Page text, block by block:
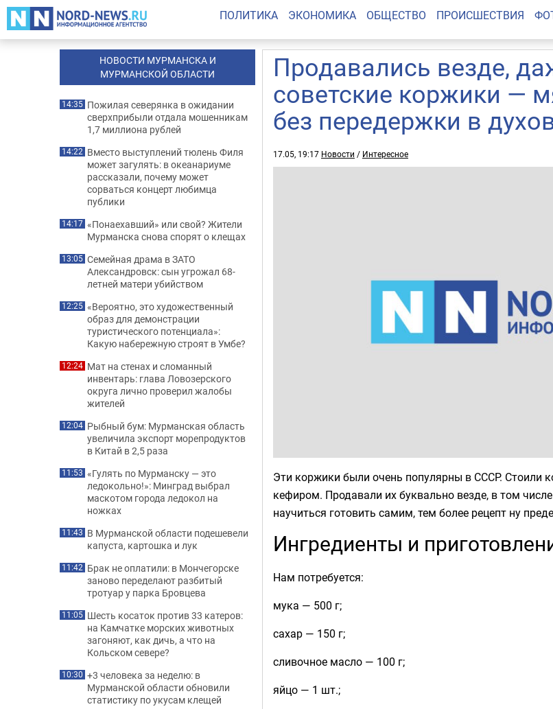
ПОЛИТИКА ЭКОНОМИКА ОБЩЕСТВО ПРОИСШЕСТВИЯ
Продавались везде,
советские коржики —
без передержки в
17.05, 19:17 Новости / Интересное
Эти коржики были очень популярны в СССР. Стоили
кефиром. Продавали их буквально везде, в том
научиться готовить самим, тем более рецепт ну
Ингредиенты и
Нам потребуется:
мука — 500 г;
сахар — 150 г;
сливочное масло — 100 г;
яйцо — 1 шт.;
НОВОСТИ МУРМАНСКА И
МУРМАНСКОЙ ОБЛАСТИ
14:35 Пожилая северянка в ожидании
сверхприбыли отдала мошенникам
1,7 миллиона рублей
14:22 Вместо выступлений тюлень Филя
может загулять: в океанариуме
рассказали, почему может
сорваться концерт любимца
публики
14:17 «Понаехавший» или свой? Жители
Мурманска снова спорят о клещах
13:05 Семейная драма в ЗАТО
Александровск: сын угрожал 68-
летней матери убийством
12:25 «Вероятно, это художественный
образ для демонстрации
туристического потенциала»:
Какую набережную строят в Умбе?
12:24 Мат на стенах и сломанный
инвентарь: глава Ловозерского
округа лично проверил жалобы
жителей
12:04 Рыбный бум: Мурманская область
увеличила экспорт морепродуктов
в Китай в 2,5 раза
11:53 «Гулять по Мурманску — это
ледокольно!»: Минград выбрал
маскотом города ледокол на
ножках
11:43 В Мурманской области подешевели
капуста, картошка и лук
11:42 Брак не оплатили: в Мончегорске
заново переделают разбитый
тротуар у парка Бровцева
11:05 Шесть косаток против 33 катеров:
на Камчатке морских животных
загоняют, как дичь, а что на
Кольском севере?
10:30 +3 человека за неделю: в
Мурманской области обновили
статистику по укусам клещей